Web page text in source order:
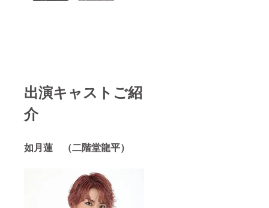
出演キャストご紹
介
如月蓮 （二階堂龍平）